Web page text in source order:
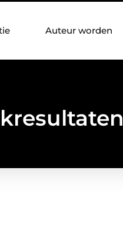
Auteur worden